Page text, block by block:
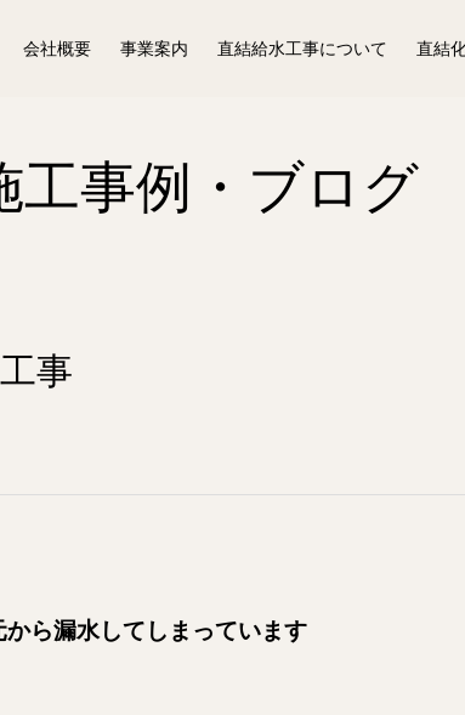
会社概要 事業案内 直結給水工事について 直結
工事例・ブログ
事
ら漏水してしまっています